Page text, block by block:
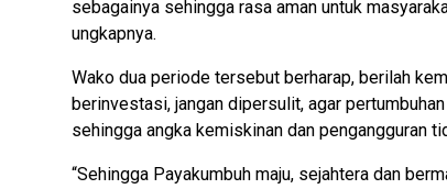
sebagainya sehingga rasa aman untuk
ungkapnya.
Wako dua periode tersebut berharap, berilah
berinvestasi, jangan dipersulit, agar
sehingga angka kemiskinan dan pengangguran
“Sehingga Payakumbuh maju, sejahtera dan